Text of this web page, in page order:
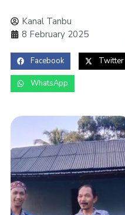
Kanal Tanbu
8 February 2025
Facebook Twitter
WhatsApp